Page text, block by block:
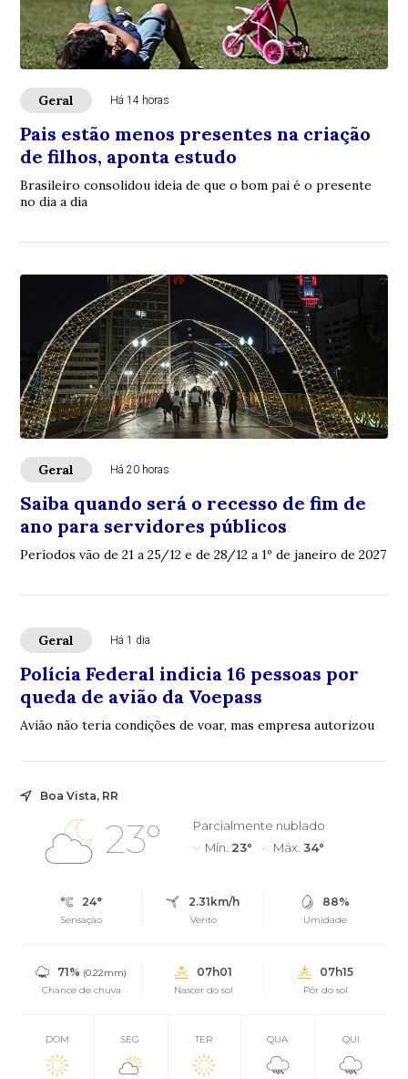
Geral Há 14 horas
Pais estão menos presentes na criação
de filhos, aponta estudo
Brasileiro consolidou ideia de que o bom pai é o presente
no dia a dia
Geral Há 20 horas
Saiba quando será o recesso de fim de
ano para servidores públicos
Períodos vão de 21 a 25/12 e de 28/12 a 1º de janeiro de 2027
Geral Há 1 dia
Polícia Federal indicia 16 pessoas por
queda de avião da Voepass
Avião não teria condições de voar, mas empresa autorizou
Boa Vista, RR
23°
Parcialmente nublado
Mín. 23° Máx. 34°
24°
Sensação
2.31km/h
Vento
88%
Umidade
71% (0.22mm)
Chance de chuva
07h01
Nascer do sol
07h15
Pôr do sol
DOM SEG TER QUA QUI